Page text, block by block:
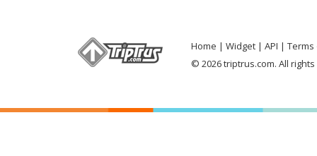
Home Widget API
Terms
© 2026 triptrus.com. All